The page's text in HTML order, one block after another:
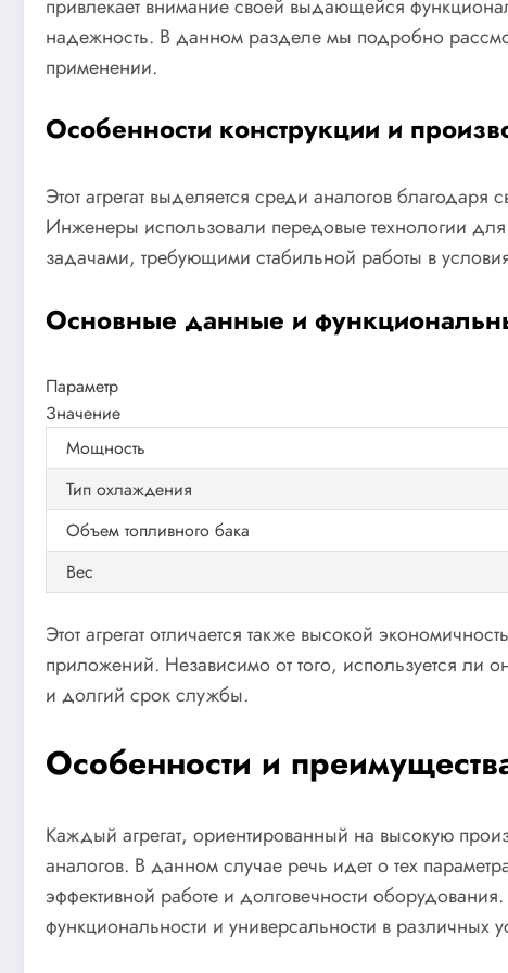
привлекает внимание своей выдающейся
надежность. В данном разделе мы подробно
применении.
Особенности конструкции и
Этот агрегат выделяется среди аналогов
Инженеры использовали передовые технологии
задачами, требующими стабильной работы в
Основные данные и
Параметр
Значение
Мощность
Тип охлаждения
Объем топливного бака
Вес
Этот агрегат отличается также высокой
приложений. Независимо от того, используется
и долгий срок службы.
Особенности и
Каждый агрегат, ориентированный на высокую
аналогов. В данном случае речь идет о тех
эффективной работе и долговечности
функциональности и универсальности в различных